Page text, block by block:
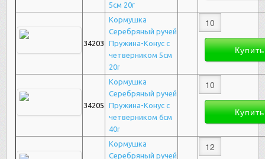
5см 20г
34203
Кормушка
Серебряный ручей
Пружина-Конус с
четверником 5см
20г
34205
Кормушка
Серебряный ручей
Пружина-Конус с
четверником 6см
40г
Кормушка
Серебряный ручей